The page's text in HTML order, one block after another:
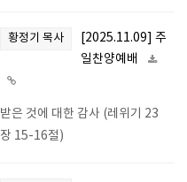
황정기 목사
[2025.11.09] 주
일찬양예배
받은 것에 대한 감사 (레위기 23
장 15-16절)